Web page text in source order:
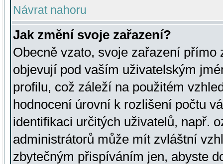
Návrat nahoru
Jak změní svoje zařazení?
Obecně vzato, svoje zařazení přímo
objevují pod vaším uživatelským
profilu, což záleží na použitém
hodnocení úrovní k rozlišení počtu
identifikaci určitých uživatelů, např.
administrátorů může mít zvláštní
zbytečným přispíváním jen, abyste